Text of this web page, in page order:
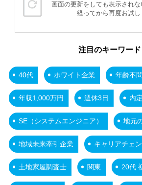
画面の更新をしても表示されな
経ってから再度お試し
注目のキーワード
40代 ホワイト企業 年齢不問
年収1,000万円 週休3日 内
SE（システムエンジニア） 地元
地域未来牽引企業 キャリアチェ
土地家屋調査士 関東 20代